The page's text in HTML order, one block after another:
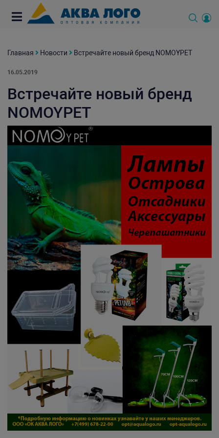
Главная Новости Встречайте новый бренд NOMOYPET
16.05.2019
Встречайте новый бренд
NOMOYPET